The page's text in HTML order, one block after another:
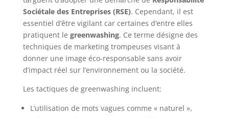
Sociétale des Entreprises (RSE). Cependant, il est
essentiel d’être vigilant car certaines d’entre elles
pratiquent le greenwashing. Ce terme désigne des
techniques de marketing trompeuses visant à
donner une image éco-responsable sans avoir
d’impact réel sur l’environnement ou la société.
Les tactiques de greenwashing incluent:
L’utilisation de mots vagues comme « naturel »,